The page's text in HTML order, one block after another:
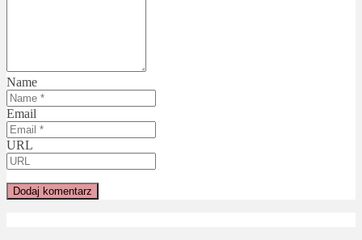
Name
Email
URL